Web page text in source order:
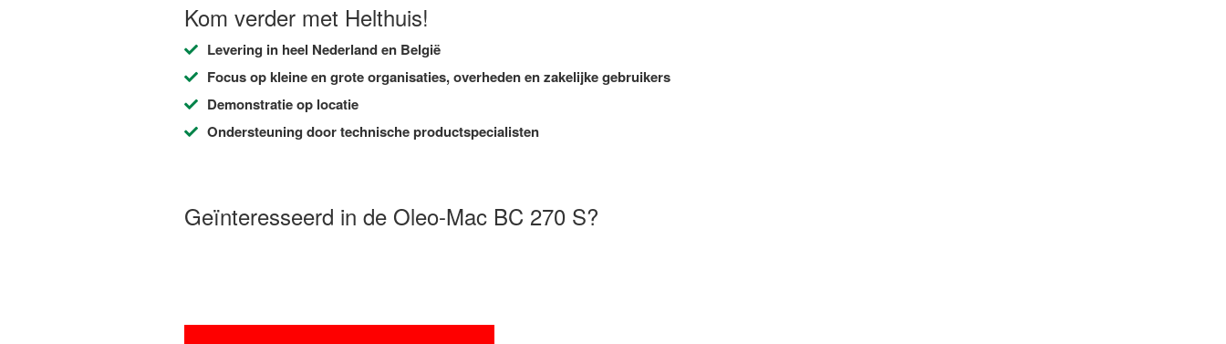
Kom verder met Helthuis!
Levering in heel Nederland en België
Focus op kleine en grote organisaties, overheden en zakelijke gebruikers
Demonstratie op locatie
Ondersteuning door technische productspecialisten
Geïnteresseerd in de Oleo-Mac BC 270 S?